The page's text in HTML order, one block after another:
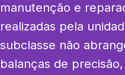
manutenção e
realizadas pela
subclasse não
balanças de